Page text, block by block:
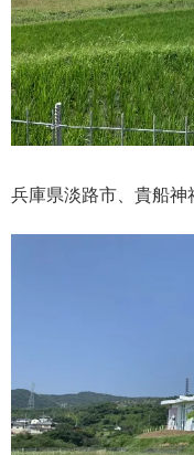
兵庫県淡路市、貴船神